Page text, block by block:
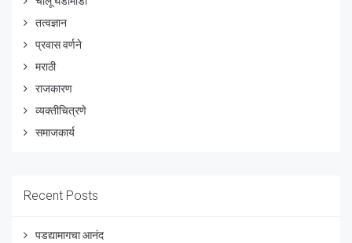
तत्वज्ञान
प्रवास वर्णने
मराठी
राजकारण
व्यक्तीचित्रणे
समाजकार्य
Recent Posts
पडद्यामागचा आनंद